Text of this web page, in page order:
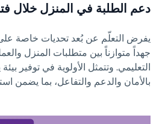
دعم الطلبة في المنزل خلال
يفرض التعلّم عن بُعد تحديات خاصة على
جهداً متوازناً بين متطلبات المنزل
التعليمي. وتتمثل الأولوية في توفير
بالأمان والدعم والتفاعل، بما يضمن